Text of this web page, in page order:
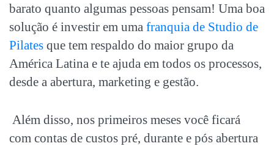
barato quanto algumas pessoas pensam! Uma boa
solução é investir em uma franquia de Studio de
Pilates que tem respaldo do maior grupo da
América Latina e te ajuda em todos os processos,
desde a abertura, marketing e gestão.
Além disso, nos primeiros meses você ficará
com contas de custos pré, durante e pós abertura